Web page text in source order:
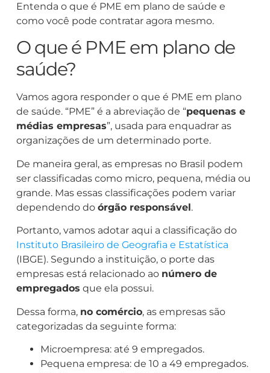
Entenda o que é PME em plano de saúde e
como você pode contratar agora mesmo.
O que é PME em plano de
saúde?
Vamos agora responder o que é PME em plano
de saúde. “PME” é a abreviação de “pequenas e
médias empresas”, usada para enquadrar as
organizações de um determinado porte.
De maneira geral, as empresas no Brasil podem
ser classificadas como micro, pequena, média ou
grande. Mas essas classificações podem variar
dependendo do órgão responsável.
Portanto, vamos adotar aqui a classificação do
Instituto Brasileiro de Geografia e Estatística
(IBGE). Segundo a instituição, o porte das
empresas está relacionado ao número de
empregados que ela possui.
Dessa forma, no comércio, as empresas são
categorizadas da seguinte forma:
Microempresa: até 9 empregados.
Pequena empresa: de 10 a 49 empregados.